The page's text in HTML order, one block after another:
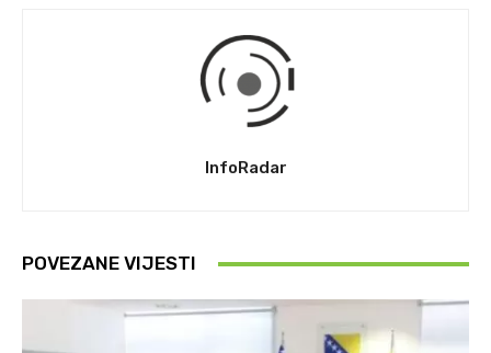
InfoRadar
POVEZANE VIJESTI